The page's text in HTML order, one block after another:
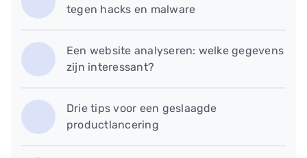
tegen hacks en malware
Een website analyseren: welke gegevens
zijn interessant?
Drie tips voor een geslaagde
productlancering